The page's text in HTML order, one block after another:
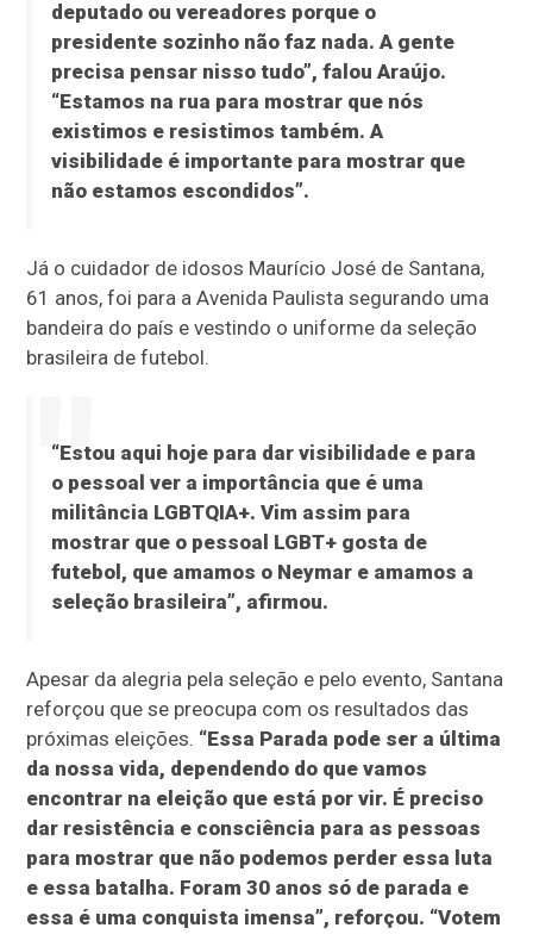
deputado ou vereadores porque o
presidente sozinho não faz nada. A gente
precisa pensar nisso tudo”, falou Araújo.
“Estamos na rua para mostrar que nós
existimos e resistimos também. A
visibilidade é importante para mostrar que
não estamos escondidos”.
Já o cuidador de idosos Maurício José de Santana,
61 anos, foi para a Avenida Paulista segurando uma
bandeira do país e vestindo o uniforme da seleção
brasileira de futebol.
“Estou aqui hoje para dar visibilidade e para
o pessoal ver a importância que é uma
militância LGBTQIA+. Vim assim para
mostrar que o pessoal LGBT+ gosta de
futebol, que amamos o Neymar e amamos a
seleção brasileira”, afirmou.
Apesar da alegria pela seleção e pelo evento, Santana
reforçou que se preocupa com os resultados das
próximas eleições. “Essa Parada pode ser a última
da nossa vida, dependendo do que vamos
encontrar na eleição que está por vir. É preciso
dar resistência e consciência para as pessoas
para mostrar que não podemos perder essa luta
e essa batalha. Foram 30 anos só de parada e
essa é uma conquista imensa”, reforçou. “Votem